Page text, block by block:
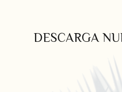
DESCARGA